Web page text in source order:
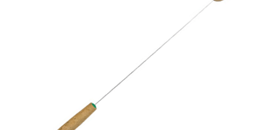
TOEVOEGEN AAN WINKELWAGEN